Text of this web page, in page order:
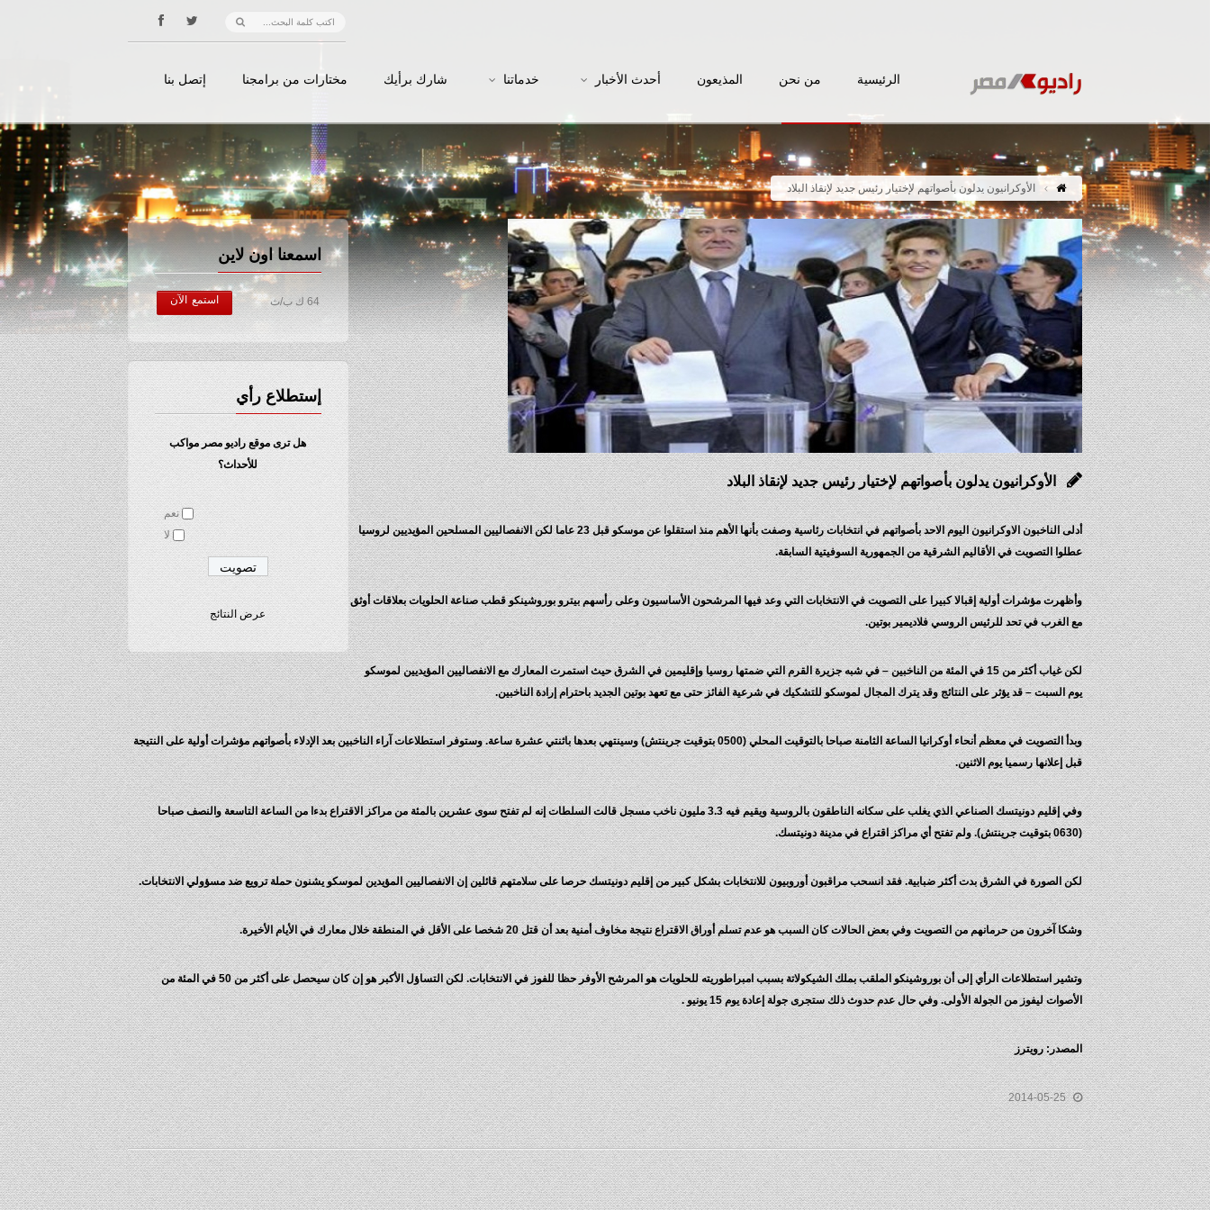
الرئيسية من نحن المذيعون أحدث الأخبار خدماتنا شارك برأيك مختارات من برامجنا إتصل بنا
الأوكرانيون يدلون بأصواتهم لإختيار رئيس جديد لإنقاذ البلاد
اسمعنا اون لاين
64 ك ب/ث استمع الآن
إستطلاع رأي
هل ترى موقع راديو مصر مواكب
للأحداث؟
نعم
لا
عرض النتائج
الأوكرانيون يدلون بأصواتهم لإختيار رئيس جديد لإنقاذ البلاد
أدلى الناخبون الاوكرانيون اليوم الاحد بأصواتهم في انتخابات رئاسية وصفت بأنها الأهم منذ استقلوا عن موسكو قبل 23 عاما لكن الانفصاليين المسلحين المؤيديين لروسيا
عطلوا التصويت في الأقاليم الشرقية من الجمهورية السوفيتية السابقة.
وأظهرت مؤشرات أولية إقبالا كبيرا على التصويت في الانتخابات التي وعد فيها المرشحون الأساسيون وعلى رأسهم بيترو بوروشينكو قطب صناعة الحلويات بعلاقات أوثق
مع الغرب في تحد للرئيس الروسي فلاديمير بوتين.
لكن غياب أكثر من 15 في المئة من الناخبين – في شبه جزيرة القرم التي ضمتها روسيا وإقليمين في الشرق حيث استمرت المعارك مع الانفصاليين المؤيديين لموسكو
يوم السبت – قد يؤثر على النتائج وقد يترك المجال لموسكو للتشكيك في شرعية الفائز حتى مع تعهد بوتين الجديد باحترام إرادة الناخبين.
وبدأ التصويت في معظم أنحاء أوكرانيا الساعة الثامنة صباحا بالتوقيت المحلي (0500 بتوقيت جرينتش) وسينتهي بعدها باثنتي عشرة ساعة. وستوفر استطلاعات آراء الناخبين بعد الإدلاء بأصواتهم مؤشرات أولية على النتيجة
قبل إعلانها رسميا يوم الاثنين.
وفي إقليم دونيتسك الصناعي الذي يغلب على سكانه الناطقون بالروسية ويقيم فيه 3.3 مليون ناخب مسجل قالت السلطات إنه لم تفتح سوى عشرين بالمئة من مراكز الاقتراع بدءا من الساعة التاسعة والنصف صباحا
(0630 بتوقيت جرينتش). ولم تفتح أي مراكز اقتراع في مدينة دونيتسك.
لكن الصورة في الشرق بدت أكثر ضبابية. فقد انسحب مراقبون أوروبيون للانتخابات بشكل كبير من إقليم دونيتسك حرصا على سلامتهم قائلين إن الانفصاليين المؤيدين لموسكو يشنون حملة ترويع ضد مسؤولي الانتخابات.
وشكا آخرون من حرمانهم من التصويت وفي بعض الحالات كان السبب هو عدم تسلم أوراق الاقتراع نتيجة مخاوف أمنية بعد أن قتل 20 شخصا على الأقل في المنطقة خلال معارك في الأيام الأخيرة.
وتشير استطلاعات الرأي إلى أن بوروشينكو الملقب بملك الشيكولاتة بسبب امبراطوريته للحلويات هو المرشح الأوفر حظا للفوز في الانتخابات. لكن التساؤل الأكبر هو إن كان سيحصل على أكثر من 50 في المئة من
الأصوات ليفوز من الجولة الأولى. وفي حال عدم حدوث ذلك ستجرى جولة إعادة يوم 15 يونيو .
المصدر: رويترز
2014-05-25